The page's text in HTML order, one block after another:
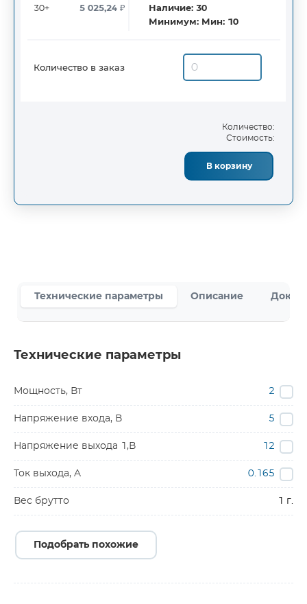
30+
5 025,24₽
Наличие:30
Минимум: Мин: 10
Количество в заказ
Количество:
Стоимость:
В корзину
Технические параметры Описание
Технические параметры
Мощность, Вт 2
Напряжение входа, В 5
Напряжение выхода 1,В 12
Ток выхода, A 0.165
Вес брутто 1 г.
Подобрать похожие